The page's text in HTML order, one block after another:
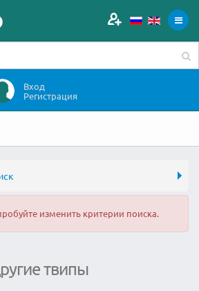
Вход
Регистрация
изменить критерии поиска.
твипы